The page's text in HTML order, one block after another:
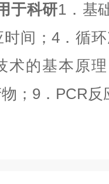
于科研1 ．基
间； 4．循
术的基本原
； 9 ． PCR反